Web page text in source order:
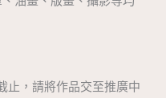
，請將作品交至推廣中